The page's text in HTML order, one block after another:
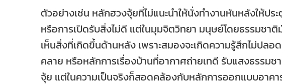
ตัวอย่างเช่น หลักฮวงจุ้ยที่ไม่แนะนำให้นั่งทำงานหันหลังให้ปร
หรือการเปิดรับสิ่งไม่ดี แต่ในมุมจิตวิทยา มนุษย์โดยธรรมชา
เห็นสิ่งที่เกิดขึ้นด้านหลัง เพราะสมองจะเกิดความรู้สึกไม่ปล
คลาย หรือหลักการเรื่องบ้านที่อากาศถ่ายเทดี รับแสงธรรม
จุ้ย แต่ในความเป็นจริงก็สอดคล้องกับหลักการออกแบบอาคา